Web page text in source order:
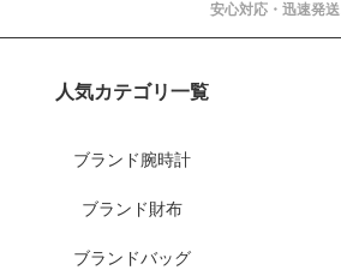
安心対応・迅速発送
人気カテゴリ一覧
ブランド腕時計
ブランド財布
ブランドバッグ